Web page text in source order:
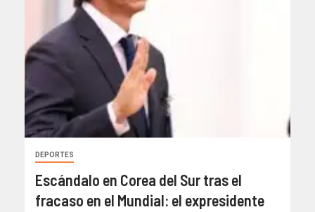
DEPORTES
Escándalo en Corea del Sur tras el
fracaso en el Mundial: el expresidente